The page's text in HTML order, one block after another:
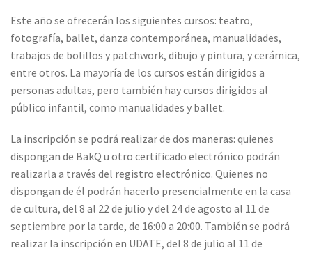
Este año se ofrecerán los siguientes cursos: teatro,
fotografía, ballet, danza contemporánea, manualidades,
trabajos de bolillos y patchwork, dibujo y pintura, y cerámica,
entre otros. La mayoría de los cursos están dirigidos a
personas adultas, pero también hay cursos dirigidos al
público infantil, como manualidades y ballet.
La inscripción se podrá realizar de dos maneras: quienes
dispongan de BakQ u otro certificado electrónico podrán
realizarla a través del registro electrónico. Quienes no
dispongan de él podrán hacerlo presencialmente en la casa
de cultura, del 8 al 22 de julio y del 24 de agosto al 11 de
septiembre por la tarde, de 16:00 a 20:00. También se podrá
realizar la inscripción en UDATE, del 8 de julio al 11 de